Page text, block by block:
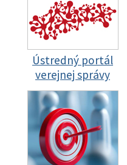
Ústredný portál
verejnej správy